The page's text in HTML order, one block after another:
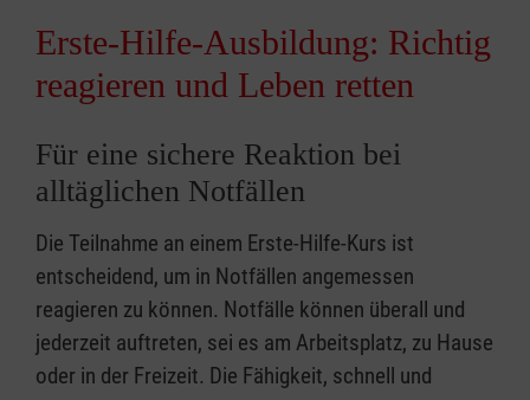
Erste-Hilfe-Ausbildung: Richtig
reagieren und Leben retten
Für eine sichere Reaktion bei
alltäglichen Notfällen
Die Teilnahme an einem Erste-Hilfe-Kurs ist
entscheidend, um in Notfällen angemessen
reagieren zu können. Notfälle können überall und
jederzeit auftreten, sei es am Arbeitsplatz, zu Hause
oder in der Freizeit. Die Fähigkeit, schnell und